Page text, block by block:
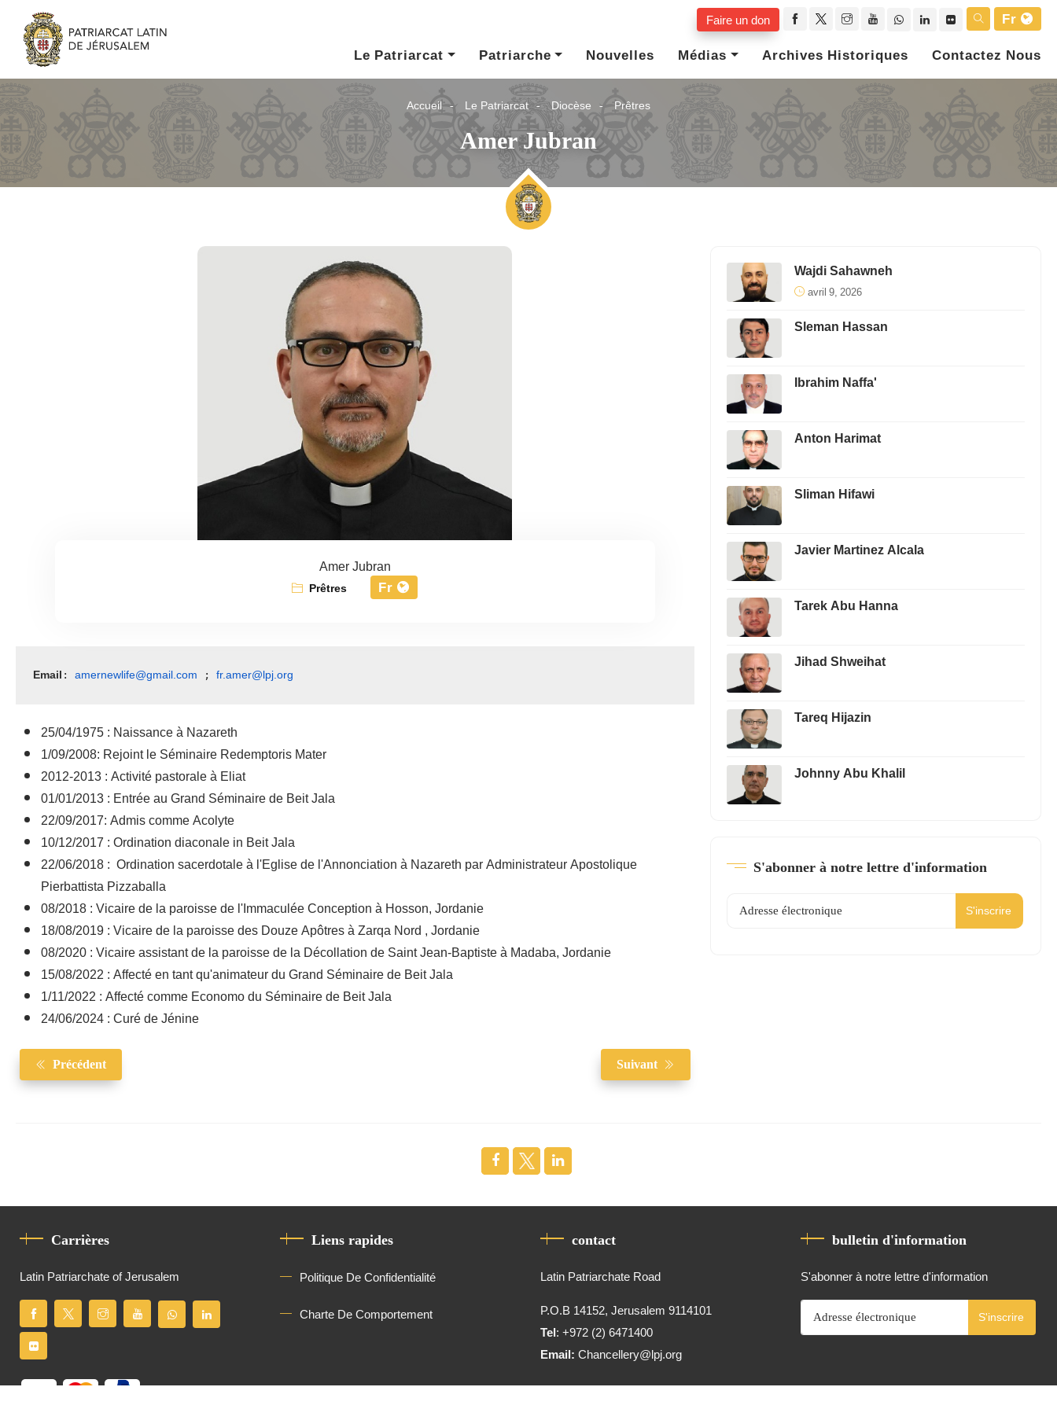
Faire un don
Fr
Le Patriarcat
Patriarche Nouvelles Médias Archives Historiques Contactez Nous
Accueil Le Patriarcat Diocèse Prêtres
Amer Jubran
Amer Jubran
Prêtres Fr
Email : amernewlife@gmail.com ; fr.amer@lpj.org
25/04/1975 : Naissance à Nazareth
1/09/2008: Rejoint le Séminaire Redemptoris Mater
2012-2013 : Activité pastorale à Eliat
01/01/2013 : Entrée au Grand Séminaire de Beit Jala
22/09/2017: Admis comme Acolyte
10/12/2017 : Ordination diaconale in Beit Jala
22/06/2018 : Ordination sacerdotale à l'Eglise de l'Annonciation à Nazareth par Administrateur Apostolique
Pierbattista Pizzaballa
08/2018 : Vicaire de la paroisse de l'Immaculée Conception à Hosson, Jordanie
18/08/2019 : Vicaire de la paroisse des Douze Apôtres à Zarqa Nord , Jordanie
08/2020 : Vicaire assistant de la paroisse de la Décollation de Saint Jean-Baptiste à Madaba, Jordanie
15/08/2022 : Affecté en tant qu'animateur du Grand Séminaire de Beit Jala
1/11/2022 : Affecté comme Economo du Séminaire de Beit Jala
24/06/2024 : Curé de Jénine
Précédent Suivant
Wajdi Sahawneh
avril 9, 2026
Sleman Hassan
Ibrahim Naffa'
Anton Harimat
Sliman Hifawi
Javier Martinez Alcala
Tarek Abu Hanna
Jihad Shweihat
Tareq Hijazin
Johnny Abu Khalil
S'abonner à notre lettre d'information
S'inscrire
Carrières
Latin Patriarchate of Jerusalem
Liens rapides
Politique De Confidentialité
Charte De Comportement
contact
Latin Patriarchate Road
P.O.B 14152, Jerusalem 9114101
Tel: +972 (2) 6471400
Email:Chancellery@lpj.org
bulletin d'information
S'abonner à notre lettre d'information
S'inscrire